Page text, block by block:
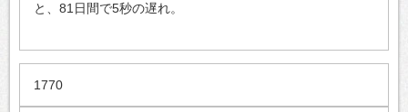
と、81日間で5秒の遅れ。
1770